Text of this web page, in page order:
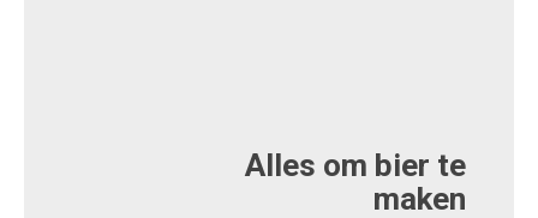
Alles om bier te
maken